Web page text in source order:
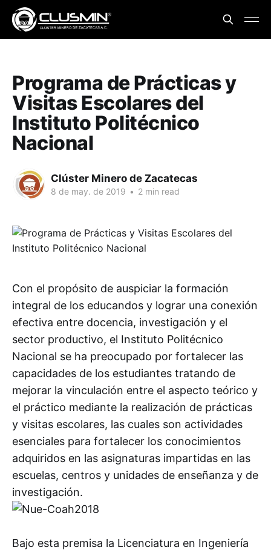
Programa de Prácticas y
Visitas Escolares del
Instituto Politécnico
Nacional
Clúster Minero de Zacatecas
8 de may. de 2019 • 2 min read
Con el propósito de auspiciar la formación
integral de los educandos y lograr una conexión
efectiva entre docencia, investigación y el
sector productivo, el Instituto Politécnico
Nacional se ha preocupado por fortalecer las
capacidades de los estudiantes tratando de
mejorar la vinculación entre el aspecto teórico y
el práctico mediante la realización de prácticas
y visitas escolares, las cuales son actividades
esenciales para fortalecer los conocimientos
adquiridos en las asignaturas impartidas en las
escuelas, centros y unidades de enseñanza y de
investigación.
Bajo esta premisa la Licenciatura en Ingeniería